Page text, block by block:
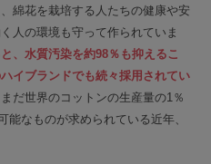
綿花を栽培する人たちの健康や安
人の環境も守って作られていま
、水質汚染を約98％も抑えるこ
イブランドでも続々採用されてい
だ世界のコットンの生産量の1％
能なものが求められている近年、